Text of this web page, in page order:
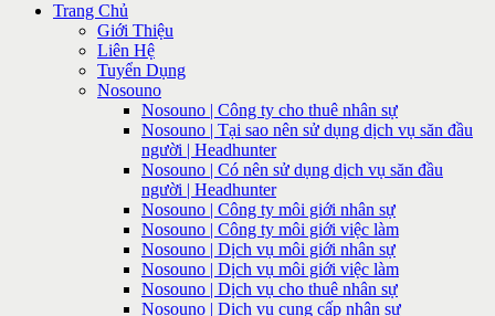
Trang Chủ
Giới Thiệu
Liên Hệ
Tuyển Dụng
Nosouno
Nosouno | Công ty cho thuê nhân sự
Nosouno | Tại sao nên sử dụng dịch vụ săn đầu
người | Headhunter
Nosouno | Có nên sử dụng dịch vụ săn đầu
người | Headhunter
Nosouno | Công ty môi giới nhân sự
Nosouno | Công ty môi giới việc làm
Nosouno | Dịch vụ môi giới nhân sự
Nosouno | Dịch vụ môi giới việc làm
Nosouno | Dịch vụ cho thuê nhân sự
Nosouno | Dịch vụ cung cấp nhân sự